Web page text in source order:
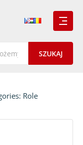
Role